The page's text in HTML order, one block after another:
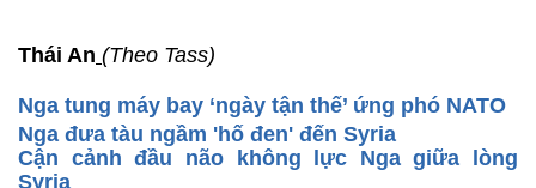
Thái An (Theo Tass)
Nga tung máy bay ‘ngày tận thế’ ứng phó NATO
Nga đưa tàu ngầm 'hố đen' đến Syria
Cận cảnh đầu não không lực Nga giữa lòng
Syria